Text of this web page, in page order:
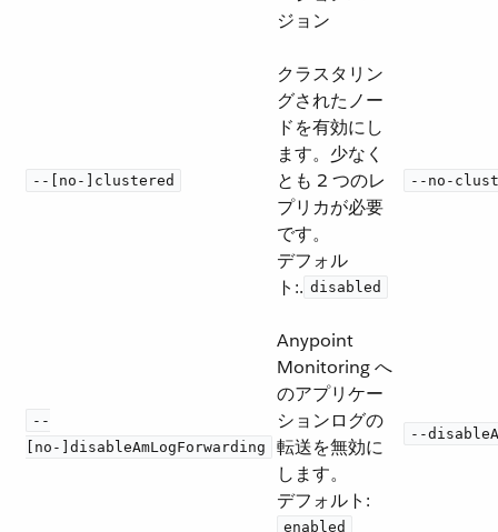
ジョン
--[no-]clustered
クラスタリン
グされたノー
ドを有効にし
ます。少なく
とも 2 つのレ
プリカが必要
です。
デフォル
ト:. disabled
--no-
--
[no-]disableAmLogForwarding
Anypoint
Monitoring へ
のアプリケー
ションログの
転送を無効に
します。
デフォルト:
enabled
--